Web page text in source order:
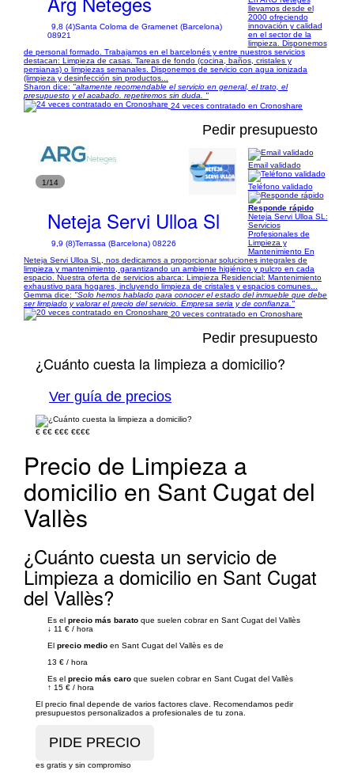
9,8 (4)Santa Coloma de Gramenet (Barcelona)
08921
llevamos desde el
2000 ofreciendo
innovación y calidad
en el sector de la
limpieza. Disponemos
de personal formado. Trabajamos en el barcelonés y entre nuestros servicios
destacan: Limpieza de casas. Tareas de fondo (cocina, baños, cristales y
persianas) o limpiezas semanales. Disponemos de servicio con agua ionizada
(limpieza y desinfección sin productos...
Sharon dice: "altamente recomendable el servicio en general, el trato, el
presupuesto y el acabado. repetiremos sin duda. "
24 veces contratado en Cronoshare
1/14
Pedir presupuesto
Neteja Servi Ulloa Sl
9,9 (8)Terrassa (Barcelona) 08226
Email validado
Teléfono validado
Responde rápido
Neteja Servi Ulloa SL:
Servicios
Profesionales de
Limpieza y
Mantenimiento En
Neteja Servi Ulloa SL, nos dedicamos a proporcionar soluciones integrales de
limpieza y mantenimiento, garantizando un ambiente higiénico y pulcro en cada
espacio. Nuestra oferta de servicios abarca: Limpieza Residencial: Mantenimiento
exhaustivo para hogares, incluyendo limpieza de cristales y espacios comunes...
Gemma dice: "Solo hemos hablado para conocer el estado del inmueble que debe
ser limpiado y valorar el precio del servicio. Empresa seria y de confianza."
20 veces contratado en Cronoshare
Pedir presupuesto
¿Cuánto cuesta la limpieza a domicilio?
Ver guía de precios
€ €€ €€€ €€€€
Precio de Limpieza a
domicilio en Sant Cugat del
Vallès
¿Cuánto cuesta un servicio de
Limpieza a domicilio en Sant Cugat
del Vallès?
Es el precio más barato que suelen cobrar en Sant Cugat del Vallès
↓ 11 € / hora
El precio medio en Sant Cugat del Vallès es de
13 € / hora
Es el precio más caro que suelen cobrar en Sant Cugat del Vallès
↑ 15 € / hora
El precio final depende de varios factores clave. Recomendamos pedir
presupuestos personalizados a profesionales de tu zona.
es gratis y sin compromiso